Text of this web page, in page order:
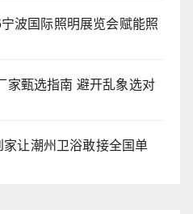
波国际照明展览会赋能照
家甄选指南 避开乱象选对
让潮州卫浴敢接全国单